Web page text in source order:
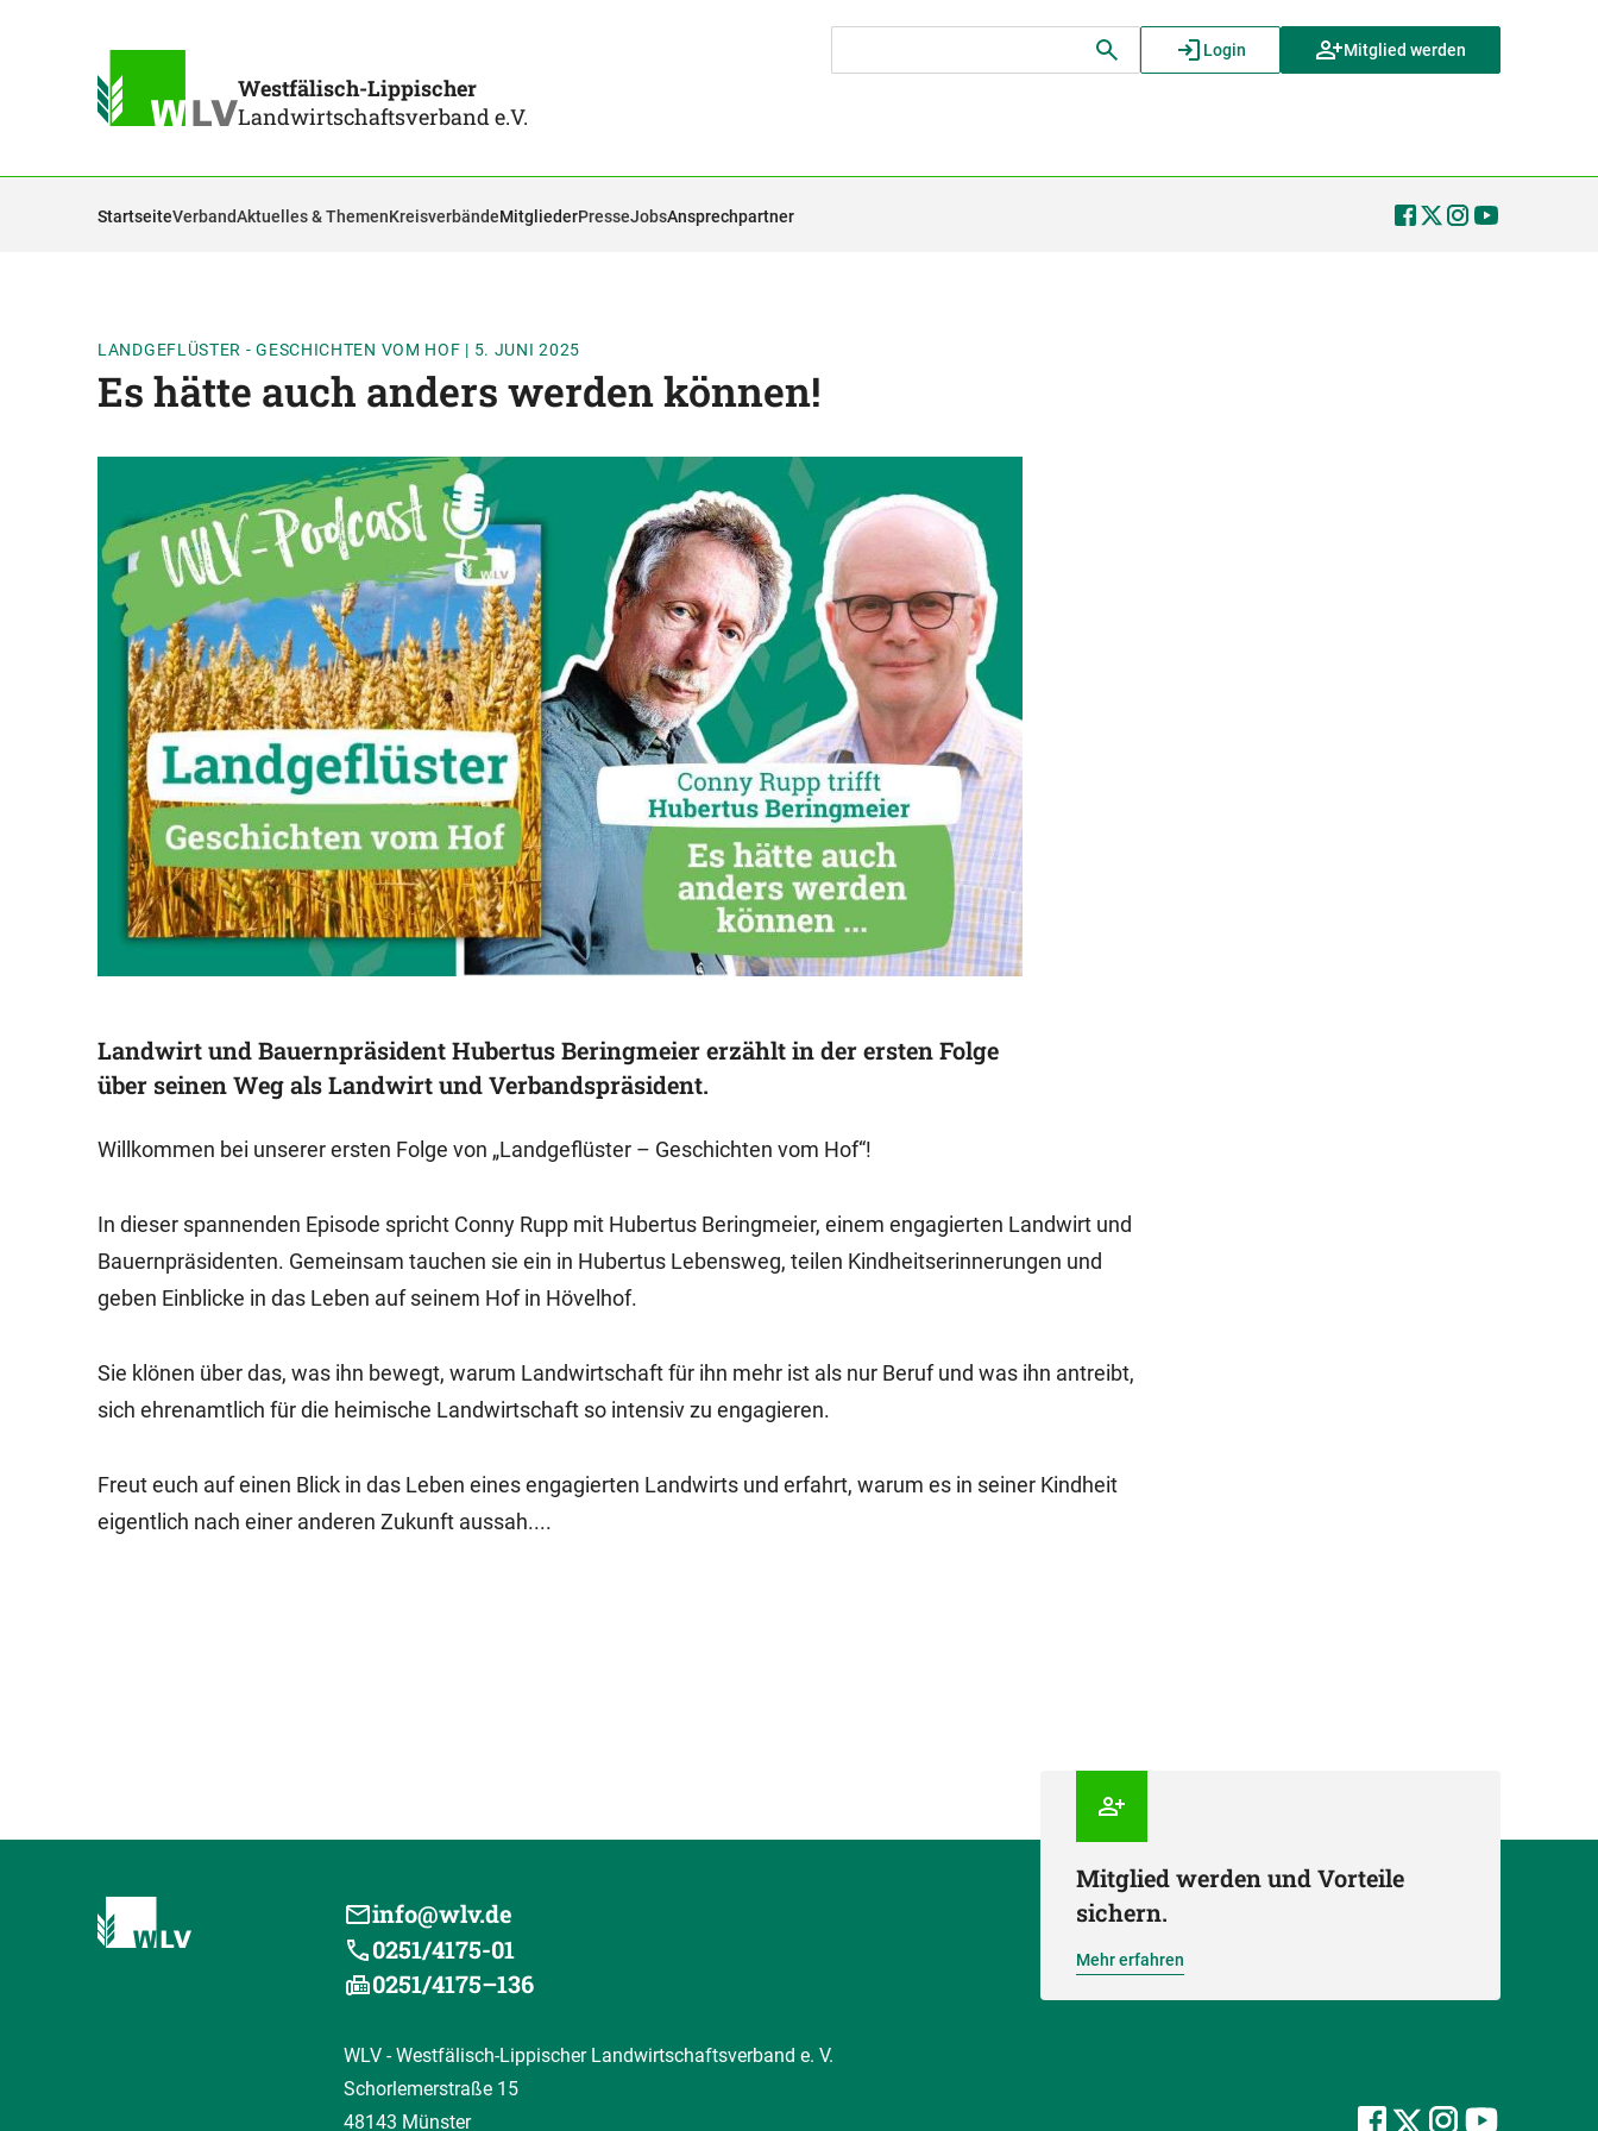
Westfälisch-Lippischer
Landwirtschaftsverband e.V.
Login Mitglied werden
StartseiteVerbandAktuelles & ThemenKreisverbändeMitgliederPresseJobsAnsprechpartner
LANDGEFLÜSTER - GESCHICHTEN VOM HOF | 5. JUNI 2025
Es hätte auch anders werden können!
Landwirt und Bauernpräsident Hubertus Beringmeier erzählt in der ersten Folge
über seinen Weg als Landwirt und Verbandspräsident.
Willkommen bei unserer ersten Folge von „Landgeflüster – Geschichten vom Hof“!
In dieser spannenden Episode spricht Conny Rupp mit Hubertus Beringmeier, einem engagierten Landwirt und
Bauernpräsidenten. Gemeinsam tauchen sie ein in Hubertus Lebensweg, teilen Kindheitserinnerungen und
geben Einblicke in das Leben auf seinem Hof in Hövelhof.
Sie klönen über das, was ihn bewegt, warum Landwirtschaft für ihn mehr ist als nur Beruf und was ihn antreibt,
sich ehrenamtlich für die heimische Landwirtschaft so intensiv zu engagieren.
Freut euch auf einen Blick in das Leben eines engagierten Landwirts und erfahrt, warum es in seiner Kindheit
eigentlich nach einer anderen Zukunft aussah....
Mitglied werden und Vorteile
sichern.
Mehr erfahren
info@wlv.de
0251/4175-01
0251/4175–136
WLV - Westfälisch-Lippischer Landwirtschaftsverband e. V.
Schorlemerstraße 15
48143 Münster